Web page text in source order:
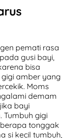
pemati rasa
gusi bayi,
bisa
amber yang
Moms
demam
bayi
Tumbuh gigi
tonggak
si kecil tumbuh,